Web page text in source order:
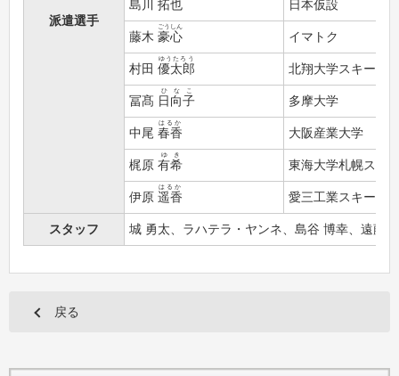
派遣選手
島川 拓也 日本仮設
藤木 豪心
ごうしん
イマトク
村田 優太郎
ゆうたろう
北翔大学スキー部
冨髙 日向子
ひなこ
多摩大学
中尾 春香
はるか
大阪産業大学
梶原 有希
ゆき
東海大学札幌スキ
伊原 遥香
はるか
愛三工業スキー部
スタッフ 城 勇太、ラハテラ・ヤンネ、島谷 博幸、遠藤
戻る